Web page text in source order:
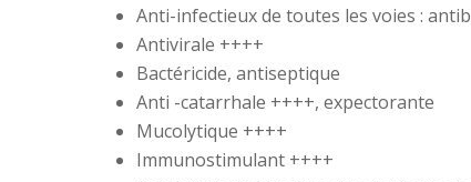
Anti-infectieux de toutes les voies :
Antivirale ++++
Bactéricide, antiseptique
Anti -catarrhale ++++, expectorante
Mucolytique ++++
Immunostimulant ++++